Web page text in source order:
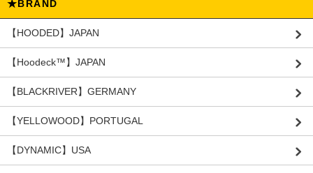
★BRAND
【HOODED】JAPAN
【Hoodeck™️】JAPAN
【BLACKRIVER】GERMANY
【YELLOWOOD】PORTUGAL
【DYNAMIC】USA